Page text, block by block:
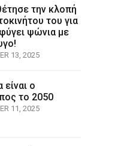
την κλοπή
του για
ψώνια με
13, 2025
ο
το 2050
11, 2025